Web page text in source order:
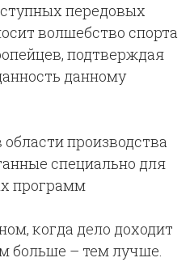
передовых
волшебство спорта
подтверждая
данному
производства
специально для
программ
когда дело доходит
больше – тем лучше.